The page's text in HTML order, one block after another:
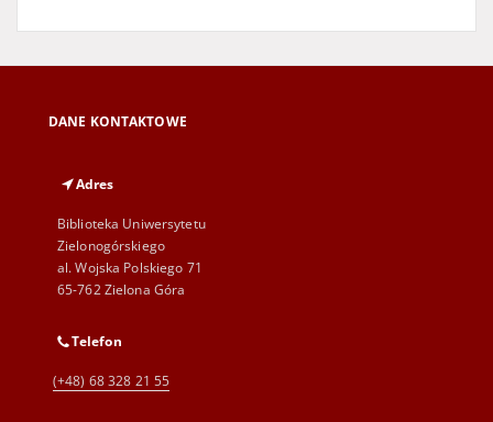
DANE KONTAKTOWE
Adres
Biblioteka Uniwersytetu
Zielonogórskiego
al. Wojska Polskiego 71
65-762 Zielona Góra
Telefon
(+48) 68 328 21 55